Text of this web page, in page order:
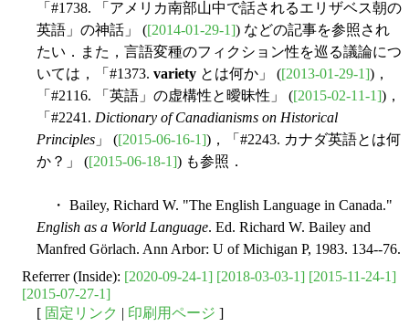
「#1738. 「アメリカ南部山中で話されるエリザベス朝の
英語」の神話」 ([2014-01-29-1]) などの記事を参照され
たい．また，言語変種のフィクション性を巡る議論につ
いては，「#1373. variety とは何か」 ([2013-01-29-1])，
「#2116. 「英語」の虚構性と曖昧性」 ([2015-02-11-1])，
「#2241. Dictionary of Canadianisms on Historical
Principles 」 ([2015-06-16-1])，「#2243. カナダ英語とは何
か？」 ([2015-06-18-1]) も参照．
・ Bailey, Richard W. "The English Language in Canada."
English as a World Language. Ed. Richard W. Bailey and
Manfred Görlach. Ann Arbor: U of Michigan P, 1983. 134--76.
Referrer (Inside): [2020-09-24-1] [2018-03-03-1] [2015-11-24-1]
[2015-07-27-1]
[ 固定リンク | 印刷用ページ ]